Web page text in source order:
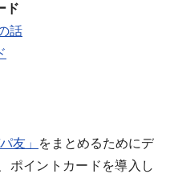
ド
話
友」 をまとめるためにデ
ポイントカードを導入し